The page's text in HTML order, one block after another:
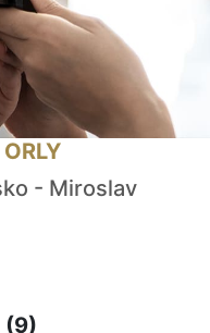
- Miroslav
(9)